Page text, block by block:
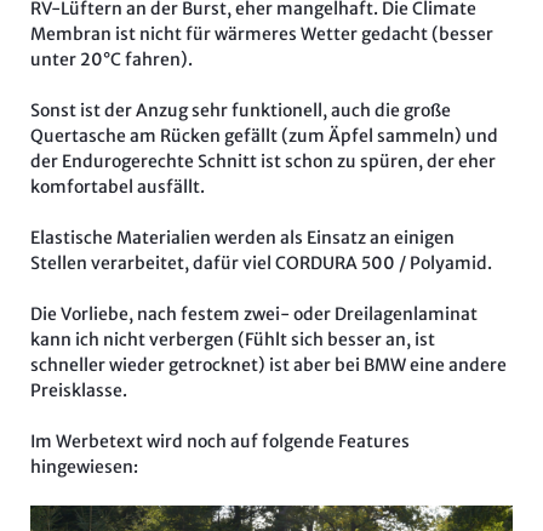
RV-Lüftern an der Burst, eher mangelhaft. Die Climate
Membran ist nicht für wärmeres Wetter gedacht (besser
unter 20°C fahren).
Sonst ist der Anzug sehr funktionell, auch die große
Quertasche am Rücken gefällt (zum Äpfel sammeln) und
der Endurogerechte Schnitt ist schon zu spüren, der eher
komfortabel ausfällt.
Elastische Materialien werden als Einsatz an einigen
Stellen verarbeitet, dafür viel CORDURA 500 / Polyamid.
Die Vorliebe, nach festem zwei- oder Dreilagenlaminat
kann ich nicht verbergen (Fühlt sich besser an, ist
schneller wieder getrocknet) ist aber bei BMW eine andere
Preisklasse.
Im Werbetext wird noch auf folgende Features
hingewiesen: